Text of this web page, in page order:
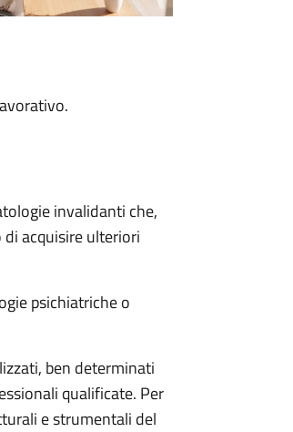
invalidanti che,
acquisire ulteriori
psichiatriche o
ben determinati
qualificate. Per
e strumentali del